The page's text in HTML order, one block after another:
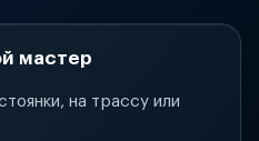
мастер
на трассу или